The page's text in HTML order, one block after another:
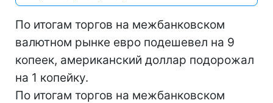
По итогам торгов на межбанковском
валютном рынке евро подешевел на 9
копеек, американский доллар подорожал
на 1 копейку.
По итогам торгов на межбанковском